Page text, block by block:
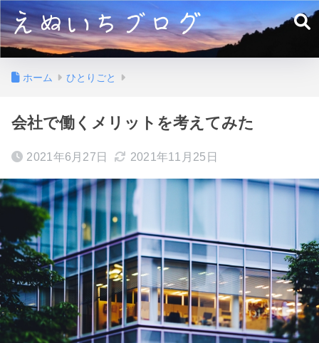
ホーム ひとりごと
会社で働くメリットを考えてみた
2021年6月27日 2021年11月25日